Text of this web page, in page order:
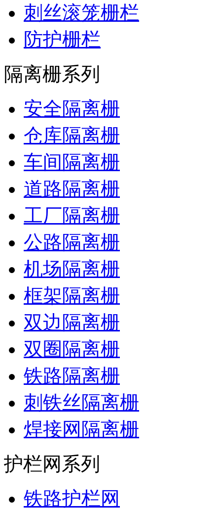
刺丝滚笼栅栏
防护栅栏
隔离栅系列
安全隔离栅
仓库隔离栅
车间隔离栅
道路隔离栅
工厂隔离栅
公路隔离栅
机场隔离栅
框架隔离栅
双边隔离栅
双圈隔离栅
铁路隔离栅
刺铁丝隔离栅
焊接网隔离栅
护栏网系列
铁路护栏网